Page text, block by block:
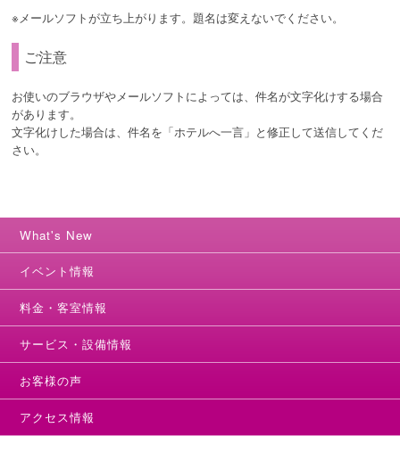
※メールソフトが立ち上がります。題名は変えないでください。
ご注意
お使いのブラウザやメールソフトによっては、件名が文字化けする場合
があります。
文字化けした場合は、件名を「ホテルへ一言」と修正して送信してくだ
さい。
What's New
イベント情報
料金・客室情報
サービス・設備情報
お客様の声
アクセス情報